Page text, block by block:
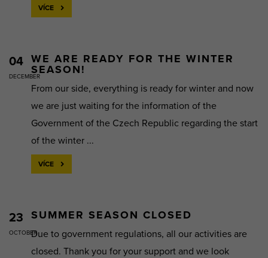
VÍCE
04
DECEMBER
WE ARE READY FOR THE WINTER
SEASON!
From our side, everything is ready for winter and now
we are just waiting for the information of the
Government of the Czech Republic regarding the start
of the winter ...
VÍCE
23
OCTOBER
SUMMER SEASON CLOSED
Due to government regulations, all our activities are
closed. Thank you for your support and we look